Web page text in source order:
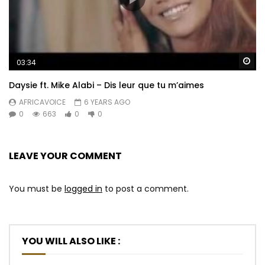
03:34
Daysie ft. Mike Alabi – Dis leur que tu m’aimes
AFRICAVOICE
6 YEARS AGO
0
663 0 0
LEAVE YOUR COMMENT
You must be logged in to post a comment.
YOU WILL ALSO LIKE :